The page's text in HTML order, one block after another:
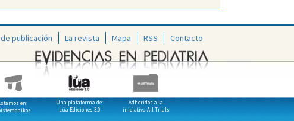
publicación La revista Mapa RSS Contacto
en:
Una plataforma de:
Lúa Ediciones 3.0
Adheridos a la
iniciativa All Trials